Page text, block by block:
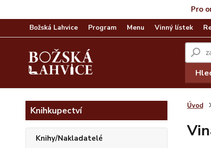
Pro
Božská Lahvice Program Menu Vinný lístek
Knihkupectví
Knihy/Nakladatelé
Úvod